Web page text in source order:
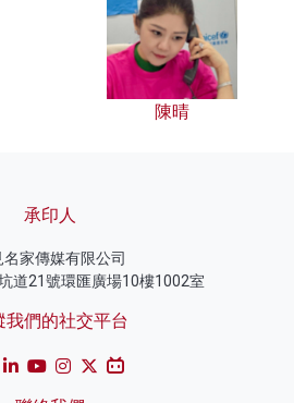
陳晴
承印人
名家傳媒有限公司
道21號環匯廣場10樓1002室
我們的社交平台